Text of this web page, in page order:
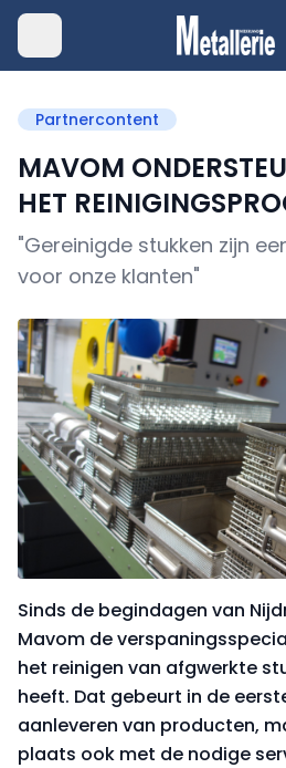
Partnercontent
MAVOM
HET
"Gereinigde stukken zijn
voor onze klanten"
Sinds de begindagen van
Mavom de
het reinigen van afgwerkte
heeft. Dat gebeurt in de
aanleveren van producten,
plaats ook met de nodige